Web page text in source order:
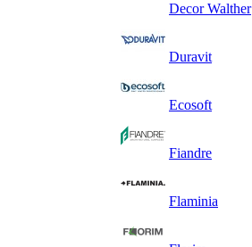
Decor Walther
Duravit
Ecosoft
Fiandre
Flaminia